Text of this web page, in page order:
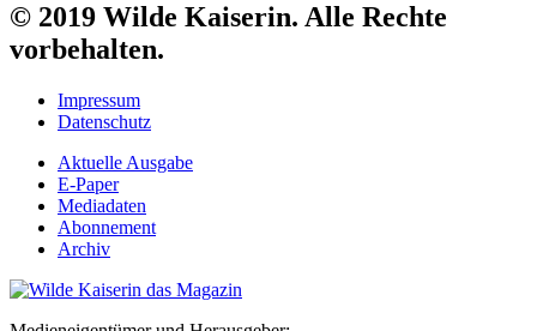
© 2019 Wilde Kaiserin. Alle Rechte
vorbehalten.
Impressum
Datenschutz
Aktuelle Ausgabe
E-Paper
Mediadaten
Abonnement
Archiv